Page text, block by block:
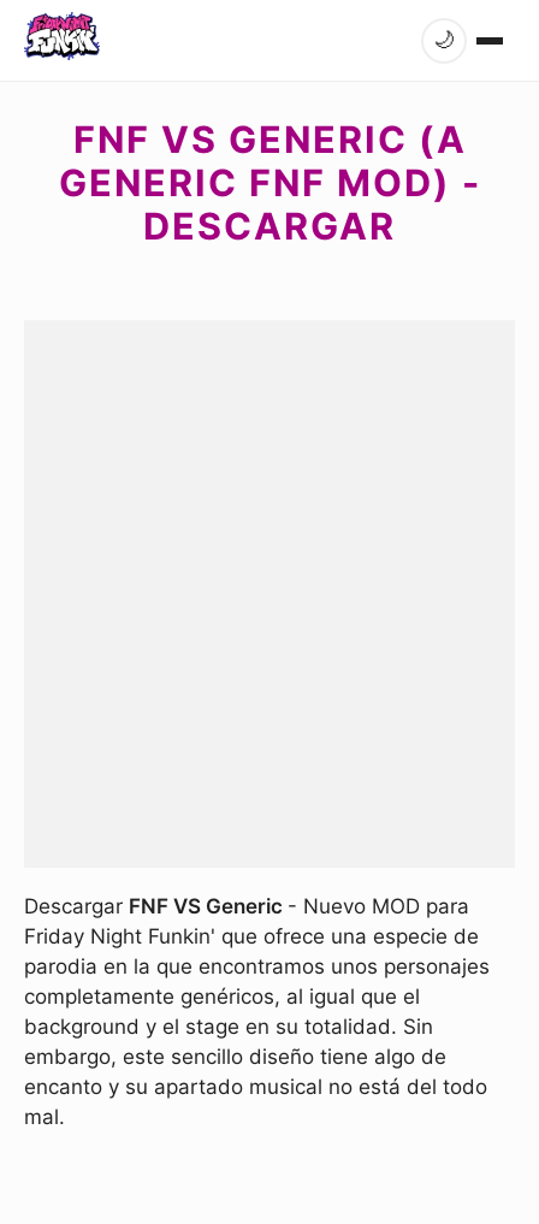
🌙
FNF VS GENERIC (A
GENERIC FNF MOD) -
DESCARGAR
Descargar FNF VS Generic - Nuevo MOD para
Friday Night Funkin' que ofrece una especie de
parodia en la que encontramos unos personajes
completamente genéricos, al igual que el
background y el stage en su totalidad. Sin
embargo, este sencillo diseño tiene algo de
encanto y su apartado musical no está del todo
mal.